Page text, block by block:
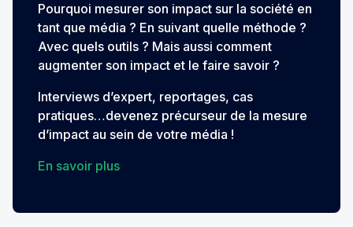
Pourquoi mesurer son impact sur la société en
tant que média ? En suivant quelle méthode ?
Avec quels outils ? Mais aussi comment
augmenter son impact et le faire savoir ?
Interviews d’expert, reportages, cas
pratiques…devenez précurseur de la mesure
d’impact au sein de votre média !
En savoir plus